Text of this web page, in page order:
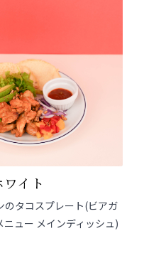
イト
のタコスプレート(ビアガ
ニュー メインディッシュ)